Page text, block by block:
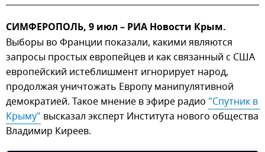
СИМФЕРОПОЛЬ, 9 июл – РИА Новости Крым.
Выборы во Франции показали, какими являются
запросы простых европейцев и как связанный с США
европейский истеблишмент игнорирует народ,
продолжая уничтожать Европу манипулятивной
демократией. Такое мнение в эфире радио "Спутник в
Крыму" высказал эксперт Института нового общества
Владимир Киреев.